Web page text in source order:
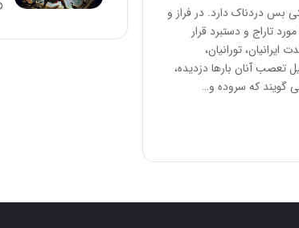
بس دردناک دارد. در فراز و
تاراج و دستبرد قرار
تورانیان،
تعصب آنان بارها دزدیده،
گویند که سروده و…